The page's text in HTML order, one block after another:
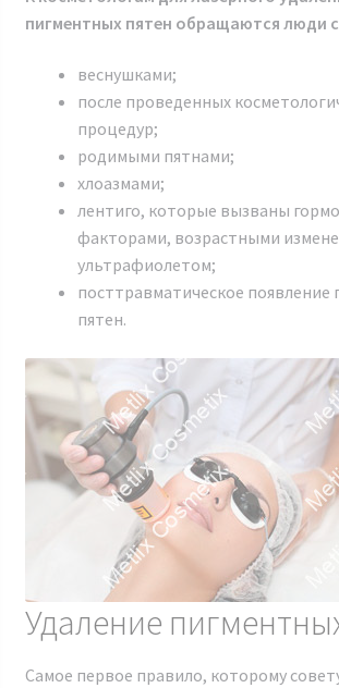
пигментных пятен обращаются люди
веснушками;
после проведенных
процедур;
родимыми пятнами;
хлоазмами;
лентиго, которые вызваны
факторами, возрастными
ультрафиолетом;
посттравматическое появление
пятен.
Удаление
Самое первое правило, которому